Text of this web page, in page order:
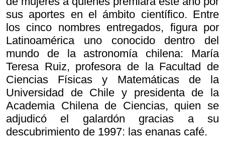
sus aportes en el ámbito científico. Entre
los cinco nombres entregados, figura por
Latinoamérica uno conocido dentro del
mundo de la astronomía chilena: María
Teresa Ruiz, profesora de la Facultad de
Ciencias Físicas y Matemáticas de la
Universidad de Chile y presidenta de la
Academia Chilena de Ciencias, quien se
adjudicó el galardón gracias a su
descubrimiento de 1997: las enanas café.